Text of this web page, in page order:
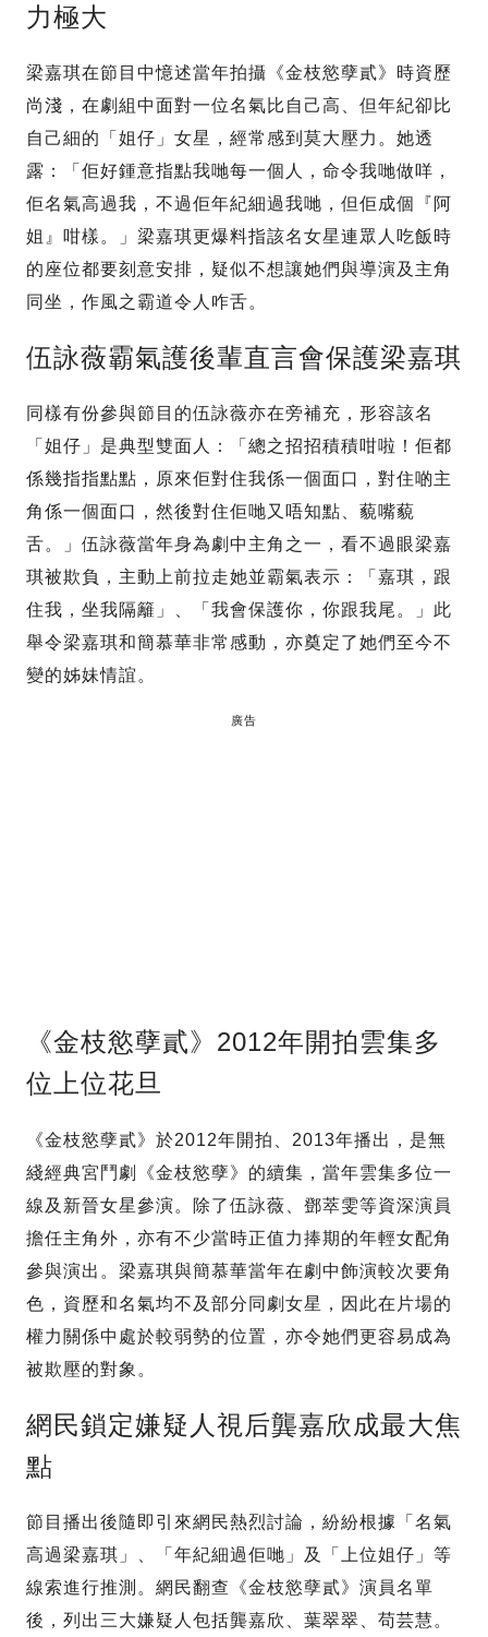
力極大
梁嘉琪在節目中憶述當年拍攝《金枝慾孽貳》時資歷
尚淺，在劇組中面對一位名氣比自己高、但年紀卻比
自己細的「姐仔」女星，經常感到莫大壓力。她透
露：「佢好鍾意指點我哋每一個人，命令我哋做咩，
佢名氣高過我，不過佢年紀細過我哋，但佢成個『阿
姐』咁樣。」梁嘉琪更爆料指該名女星連眾人吃飯時
的座位都要刻意安排，疑似不想讓她們與導演及主角
同坐，作風之霸道令人咋舌。
伍詠薇霸氣護後輩直言會保護梁嘉琪
同樣有份參與節目的伍詠薇亦在旁補充，形容該名
「姐仔」是典型雙面人：「總之招招積積咁啦！佢都
係幾指指點點，原來佢對住我係一個面口，對住啲主
角係一個面口，然後對住佢哋又唔知點、藐嘴藐
舌。」伍詠薇當年身為劇中主角之一，看不過眼梁嘉
琪被欺負，主動上前拉走她並霸氣表示：「嘉琪，跟
住我，坐我隔籬」、「我會保護你，你跟我尾。」此
舉令梁嘉琪和簡慕華非常感動，亦奠定了她們至今不
變的姊妹情誼。
廣告
《金枝慾孽貳》2012年開拍雲集多
位上位花旦
《金枝慾孽貳》於2012年開拍、2013年播出，是無
綫經典宮鬥劇《金枝慾孽》的續集，當年雲集多位一
線及新晉女星參演。除了伍詠薇、鄧萃雯等資深演員
擔任主角外，亦有不少當時正值力捧期的年輕女配角
參與演出。梁嘉琪與簡慕華當年在劇中飾演較次要角
色，資歷和名氣均不及部分同劇女星，因此在片場的
權力關係中處於較弱勢的位置，亦令她們更容易成為
被欺壓的對象。
網民鎖定嫌疑人視后龔嘉欣成最大焦
點
節目播出後隨即引來網民熱烈討論，紛紛根據「名氣
高過梁嘉琪」、「年紀細過佢哋」及「上位姐仔」等
線索進行推測。網民翻查《金枝慾孽貳》演員名單
後，列出三大嫌疑人包括龔嘉欣、葉翠翠、苟芸慧。